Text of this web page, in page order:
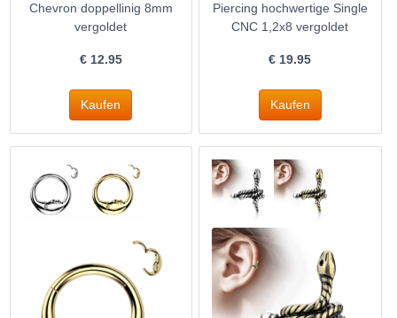
Chevron doppellinig 8mm
vergoldet
€ 12.95
Piercing hochwertige Single
CNC 1,2x8 vergoldet
€ 19.95